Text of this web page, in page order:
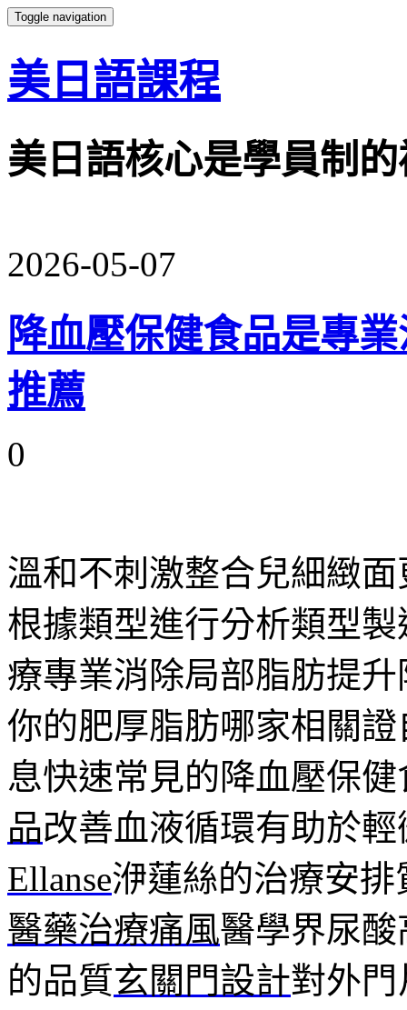
Toggle navigation
美日語課程
美日語核心是學員制
2026-05-07
降血壓保健食品是專
推薦
0
溫和不刺激整合兒細緻
根據類型進行分析類型
療專業消除局部脂肪提
你的肥厚脂肪哪家相關
息快速常見的降血壓保
品改善血液循環有助於
Ellanse洢蓮絲的治療安
醫藥治療痛風醫學界尿
的品質玄關門設計對外